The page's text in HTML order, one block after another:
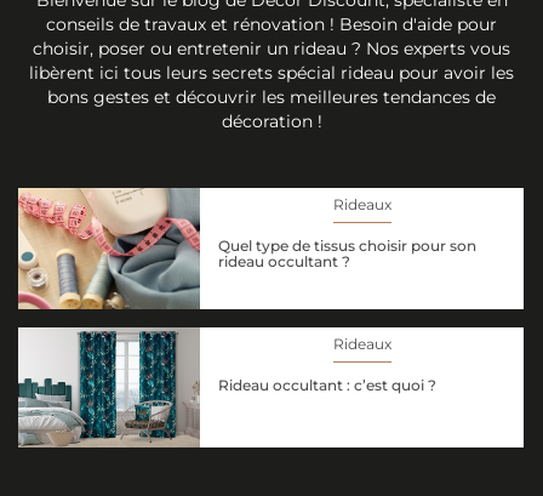
conseils de travaux et rénovation ! Besoin d'aide pour
choisir, poser ou entretenir un rideau ? Nos experts vous
libèrent ici tous leurs secrets spécial rideau pour avoir les
bons gestes et découvrir les meilleures tendances de
décoration !
Rideaux
Quel type de tissus choisir pour son
rideau occultant ?
Rideaux
Rideau occultant : c’est quoi ?